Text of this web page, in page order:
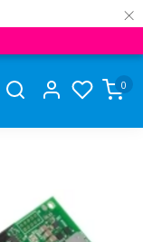
×
0